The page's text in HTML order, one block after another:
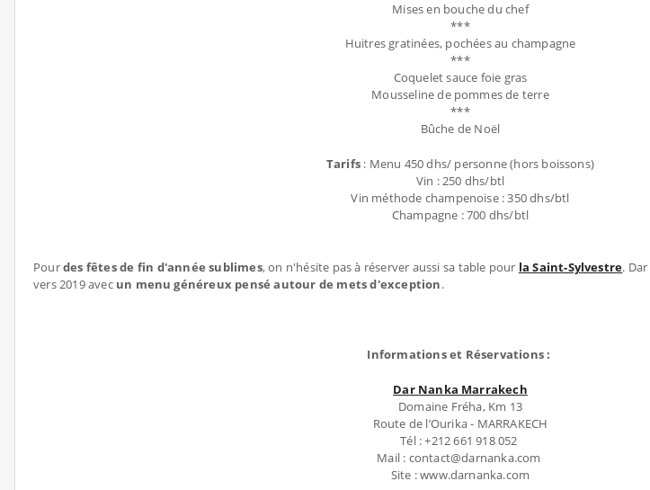
Mises en bouche du chef
***
Huitres gratinées, pochées au champagne
***
Coquelet sauce foie gras
Mousseline de pommes de terre
***
Bûche de Noël
Tarifs : Menu 450 dhs/ personne (hors boissons)
Vin : 250 dhs/btl
Vin méthode champenoise : 350 dhs/btl
Champagne : 700 dhs/btl
Pourdes fêtes de fin d'année sublimes, on n'hésite pas à réserver aussi sa table pour la Saint-Sylvestre.
vers 2019 avec un menu généreux pensé autour de mets d'exception.
Informations et Réservations :
Dar Nanka Marrakech
Domaine Fréha, Km 13
Route de l’Ourika - MARRAKECH
Tél : +212 661 918 052
Mail : contact@darnanka.com
Site : www.darnanka.com